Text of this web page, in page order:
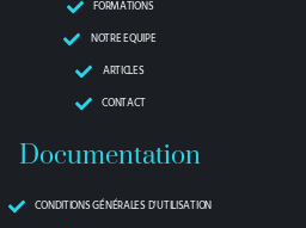
FORMATIONS
NOTRE EQUIPE
ARTICLES
CONTACT
Documentation
CONDITIONS GÉNÉRALES D'UTILISATION